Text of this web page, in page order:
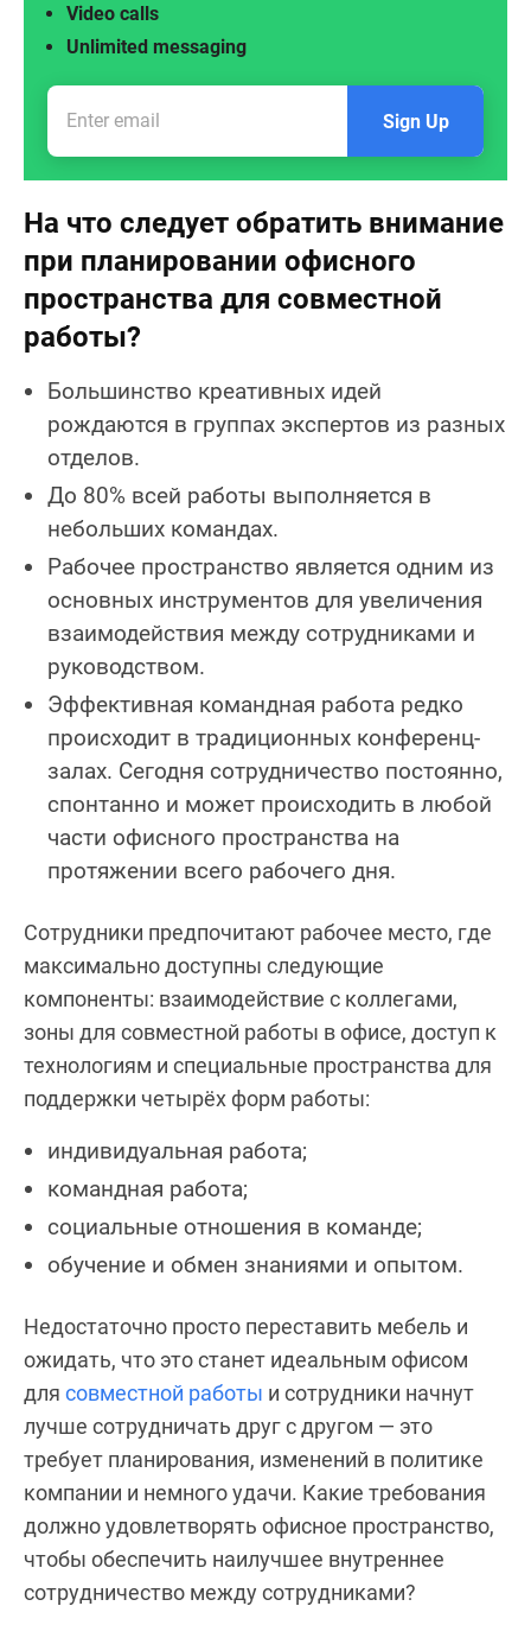
Unlimited messaging
Video calls
Sign Up
На что следует обратить внимание
при планировании офисного
пространства для совместной
работы?
Большинство креативных идей
рождаются в группах экспертов из разных
отделов.
До 80% всей работы выполняется в
небольших командах.
Рабочее пространство является одним из
основных инструментов для увеличения
взаимодействия между сотрудниками и
руководством.
Эффективная командная работа редко
происходит в традиционных конференц-
залах. Сегодня сотрудничество постоянно,
спонтанно и может происходить в любой
части офисного пространства на
протяжении всего рабочего дня.
Сотрудники предпочитают рабочее место, где
максимально доступны следующие
компоненты: взаимодействие с коллегами,
зоны для совместной работы в офисе, доступ к
технологиям и специальные пространства для
поддержки четырёх форм работы:
индивидуальная работа;
командная работа;
социальные отношения в команде;
обучение и обмен знаниями и опытом.
Недостаточно просто переставить мебель и
ожидать, что это станет идеальным офисом
для совместной работы и сотрудники начнут
лучше сотрудничать друг с другом — это
требует планирования, изменений в политике
компании и немного удачи. Какие требования
должно удовлетворять офисное пространство,
чтобы обеспечить наилучшее внутреннее
сотрудничество между сотрудниками?